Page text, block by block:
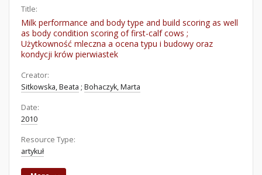
Title:
Milk performance and body type and build scoring as well
as body condition scoring of first-calf cows ;
Użytkowność mleczna a ocena typu i budowy oraz
kondycji krów pierwiastek
Creator:
Sitkowska, Beata ; Bohaczyk, Marta
Date:
2010
Resource Type:
artykuł